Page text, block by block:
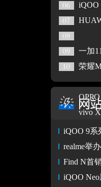
iQOO
一加
荣耀
vivo
iQOO 9系
realme举
Find N首
iQOO